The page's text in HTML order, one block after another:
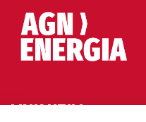
LINK UTILI